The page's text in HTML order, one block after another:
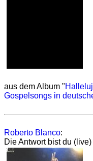
aus dem Album "
Gospelsongs in
Roberto Blanco:
Die Antwort bist du (live)